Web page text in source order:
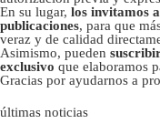
En su lugar, los invitamos
publicaciones, para que
veraz y de calidad
Asimismo, pueden
exclusivo que elaboramos
Gracias por ayudarnos a
últimas noticias